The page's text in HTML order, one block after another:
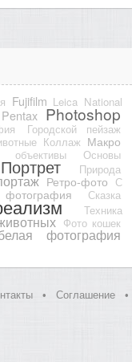
Fujifilm Leica National
Pentax Photoshop
Городской пейзаж
Коллаж Макро
объективы Основы
Портрет
Природа
Ретро-фото С
Сказка
Техника
Фото кошек
фотография
• Соглашение
•